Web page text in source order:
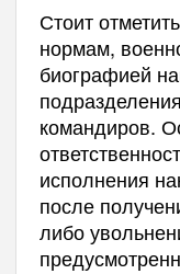
Стоит
нормам,
биографией
командиров.
исполнения
после
либо